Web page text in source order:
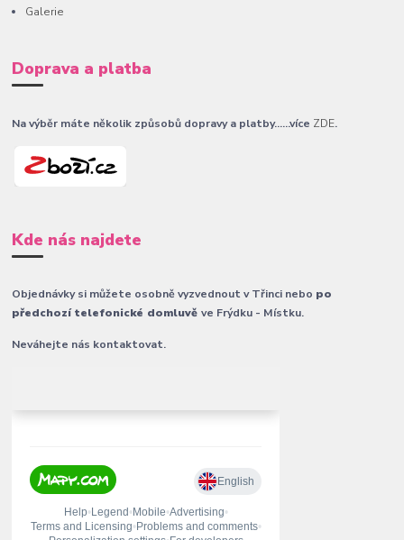
Galerie
Doprava a platba
Na výběr máte několik způsobů dopravy a platby......více ZDE.
Kde nás najdete
Objednávky si můžete osobně vyzvednout v Třinci nebo po
předchozí telefonické domluvěve Frýdku - Místku.
Neváhejte nás kontaktovat.